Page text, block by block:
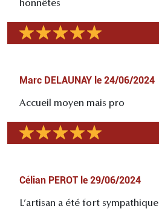
honnêtes
Marc DELAUNAY le 24/06/2024
Accueil moyen mais pro
Célian PEROT le 29/06/2024
L’artisan a été fort sympathique